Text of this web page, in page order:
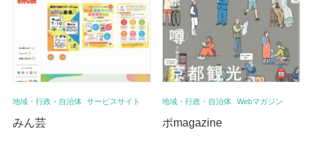
地域・行政・自治体 サービスサイト
みん芸
地域・行政・自治体 Webマガジン
ポmagazine